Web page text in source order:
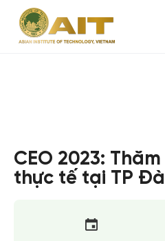
CEO 2023:
thực tế tại TP